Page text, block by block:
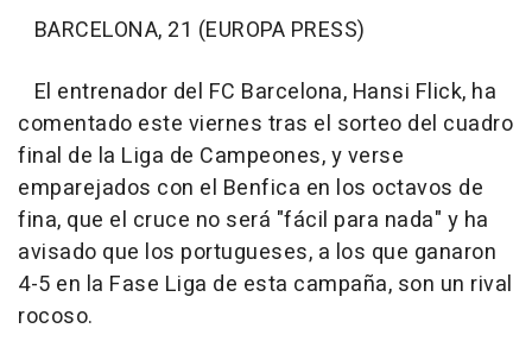
BARCELONA, 21 (EUROPA PRESS)
El entrenador del FC Barcelona, Hansi Flick, ha
comentado este viernes tras el sorteo del cuadro
final de la Liga de Campeones, y verse
emparejados con el Benfica en los octavos de
fina, que el cruce no será "fácil para nada" y ha
avisado que los portugueses, a los que ganaron
4-5 en la Fase Liga de esta campaña, son un rival
rocoso.